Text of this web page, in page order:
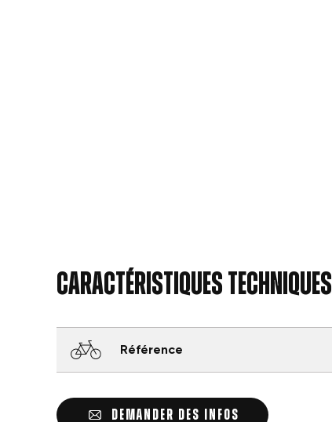
Caractéristiques techniques
Référence
DEMANDER DES INFOS